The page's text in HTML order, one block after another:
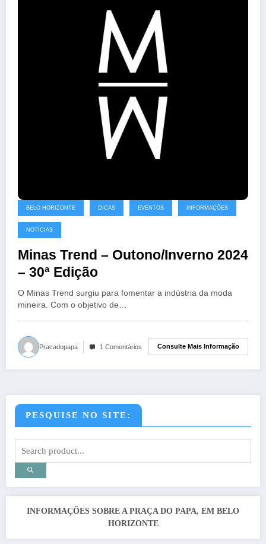
BELO HORIZONTE DICAS EVENTOS INFORMAÇÕES
NOTÍCIAS
Minas Trend – Outono/Inverno 2024
– 30ª Edição
O Minas Trend surgiu para fomentar a indústria da moda
mineira. Com o objetivo de…
Pracadopapa 1 Comentários Consulte Mais Informação
PESQUISE NO SITE:
INFORMAÇÕES SOBRE A PRAÇA DO PAPA, EM BELO
HORIZONTE